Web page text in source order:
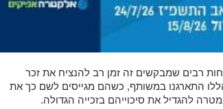
רבים שמבקשים זה זמן רב להנציח את זכר
התארגנו במשותף, כשהם מגייסים לשם כך את
להגדיל את סיכוייהם בזכייה הגדולה.